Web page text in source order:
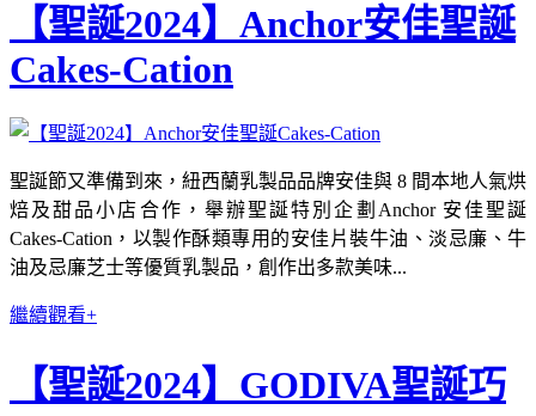
【聖誕2024】Anchor安佳聖誕
Cakes-Cation
聖誕節又準備到來，紐西蘭乳製品品牌安佳與 8 間本地人氣烘
焙及甜品小店合作，舉辦聖誕特別企劃Anchor 安佳聖誕
Cakes-Cation，以製作酥類專用的安佳片裝牛油、淡忌廉、牛
油及忌廉芝士等優質乳製品，創作出多款美味...
繼續觀看+
【聖誕2024】GODIVA聖誕巧